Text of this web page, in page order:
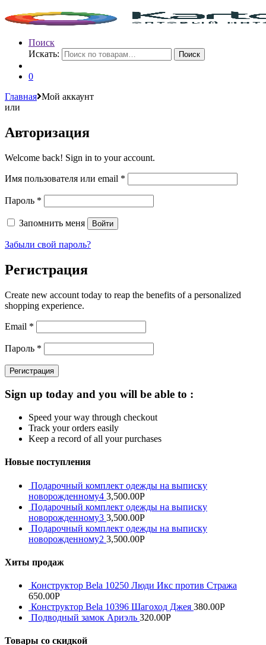
Поиск
Искать:
Поиск
0
Главная Мой аккаунт
или
Авторизация
Welcome back! Sign in to your account.
Имя пользователя или email *
Пароль *
Запомнить меня Войти
Забыли свой пароль?
Регистрация
Create new account today to reap the benefits of a personalized
shopping experience.
Email *
Пароль *
Регистрация
Sign up today and you will be able to :
Speed your way through checkout
Track your orders easily
Keep a record of all your purchases
Новые поступления
Подарочный комплект одежды на выписку
новорожденному4 3,500.00Р
Подарочный комплект одежды на выписку
новорожденному3 3,500.00Р
Подарочный комплект одежды на выписку
новорожденному2 3,500.00Р
Хиты продаж
Конструктор Bela 10250 Люди Икс против Стража
650.00Р
Конструктор Bela 10396 Шагоход Джея 380.00Р
Подводный замок Ариэль 320.00Р
Товары со скидкой